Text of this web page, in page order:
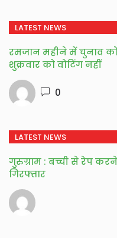
LATEST NEWS
रमजान महीने में चुनाव
शुक्रवार को वोटिंग नहीं
0
LATEST NEWS
गुरुग्राम : बच्ची से रेप
गिरफ्तार